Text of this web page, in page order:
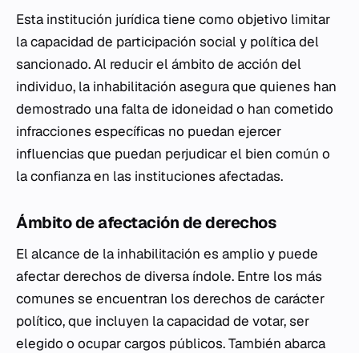
Esta institución jurídica tiene como objetivo limitar
la capacidad de participación social y política del
sancionado. Al reducir el ámbito de acción del
individuo, la inhabilitación asegura que quienes han
demostrado una falta de idoneidad o han cometido
infracciones específicas no puedan ejercer
influencias que puedan perjudicar el bien común o
la confianza en las instituciones afectadas.
Ámbito de afectación de derechos
El alcance de la inhabilitación es amplio y puede
afectar derechos de diversa índole. Entre los más
comunes se encuentran los derechos de carácter
político, que incluyen la capacidad de votar, ser
elegido o ocupar cargos públicos. También abarca